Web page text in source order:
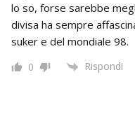
lo so, forse sarebbe
divisa ha sempre
suker e del mondiale 98.
0 Rispondi